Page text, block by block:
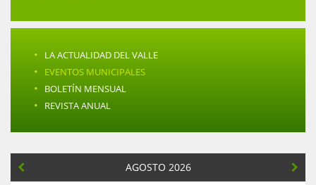
· LA ACTUALIDAD DEL VALLE
· EVENTOS MUNICIPALES
· BOLETÍN MENSUAL
· REVISTA ANUAL
AGOSTO 2026